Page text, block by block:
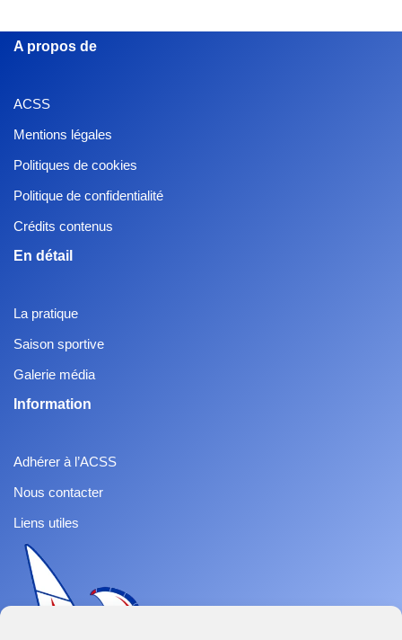
A propos de
ACSS
Mentions légales
Politiques de cookies
Politique de confidentialité
Crédits contenus
En détail
La pratique
Saison sportive
Galerie média
Information
Adhérer à l’ACSS
Nous contacter
Liens utiles